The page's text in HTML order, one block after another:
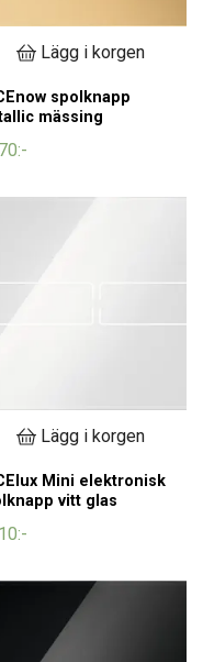
Lägg i korgen
spolknapp
mässing
Lägg i korgen
Mini elektronisk
vitt glas